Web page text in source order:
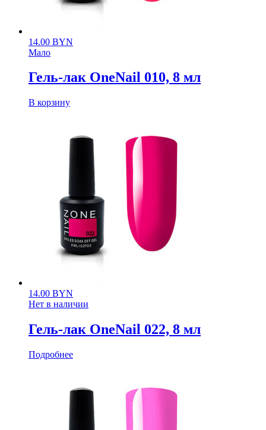
14.00 BYN
Мало
Гель-лак OneNail 010, 8 мл
В корзину
14.00 BYN
Нет в наличии
Гель-лак OneNail 022, 8 мл
Подробнее